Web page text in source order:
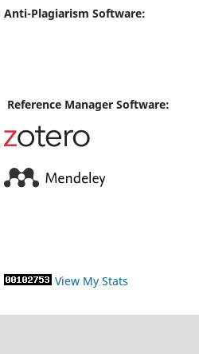
Anti-Plagiarism Software:
Reference Manager Software:
View My Stats